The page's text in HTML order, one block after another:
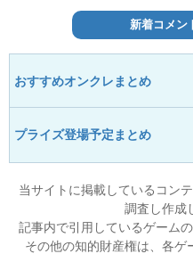
新着コメン
おすすめオンクレまとめ
プライズ登場予定まとめ
当サイトに掲載しているコン
調査し作成
記事内で引用しているゲーム
その他の知的財産権は、各ゲ